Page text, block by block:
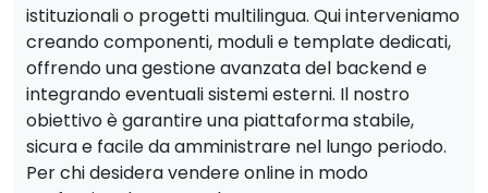
istituzionali o progetti multilingua. Qui interveniamo
creando componenti, moduli e template dedicati,
offrendo una gestione avanzata del backend e
integrando eventuali sistemi esterni. Il nostro
obiettivo è garantire una piattaforma stabile,
sicura e facile da amministrare nel lungo periodo.
Per chi desidera vendere online in modo